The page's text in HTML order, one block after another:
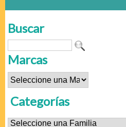
Buscar
Marcas
Categorías